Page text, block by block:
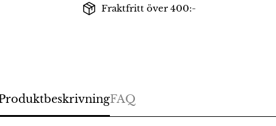
Fraktfritt över 400:-
FAQ